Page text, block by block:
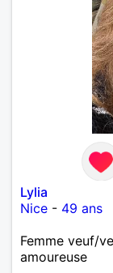
Lylia
Nice - 49 ans
Femme veuf/
amoureuse